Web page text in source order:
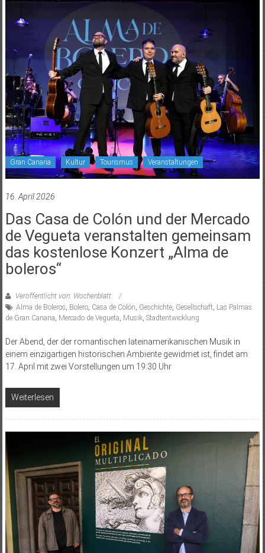
Gran Canaria Kultur Tourismus Veranstaltungen
16. April 2026
Das Casa de Colón und der Mercado
de Vegueta veranstalten gemeinsam
das kostenlose Konzert „Alma de
boleros“
Veröffentlicht von: Wochenblatt
Alma de Boleros, Bolero, Casa de Colón, Geschichte, Gesellschaft, Las Palmas
de Gran Canaria, Mercado de Vegueta, Musik, Stadtentwicklung
Der Abend, der der romantischen lateinamerikanischen Musik in
einem einzigartigen historischen Ambiente gewidmet ist, findet am
17. April mit zwei Vorstellungen um 19:30 Uhr
Weiterlesen